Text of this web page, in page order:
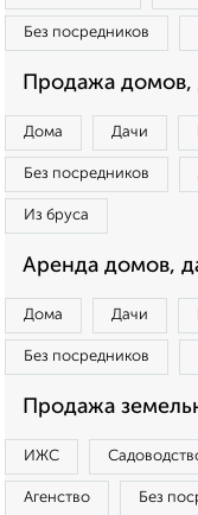
Без посредников
Продажа домов,
Дома Дачи
Без посредников
Из бруса
Аренда домов,
Дома Дачи
Без посредников
Продажа
ИЖС
Агенство Без